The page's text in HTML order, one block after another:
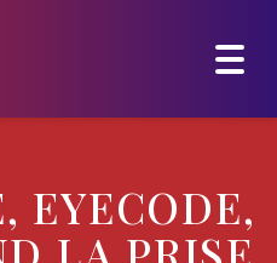
EYECODE,